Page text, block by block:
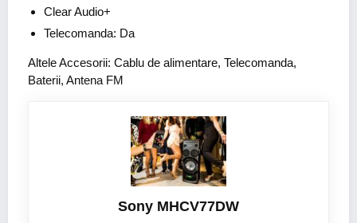
Clear Audio+
Telecomanda: Da
Altele Accesorii: Cablu de alimentare, Telecomanda,
Baterii, Antena FM
Sony MHCV77DW